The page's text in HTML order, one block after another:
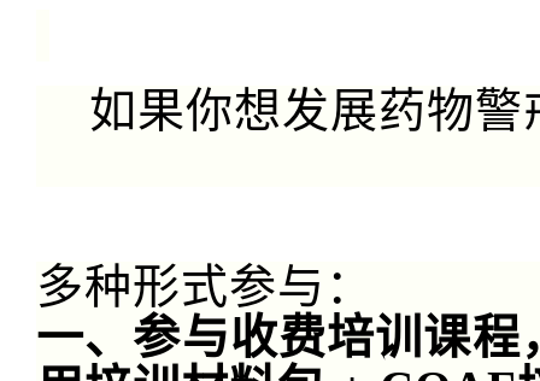
如果你想发展药物
多种形式参与：
一、参与收费培训课